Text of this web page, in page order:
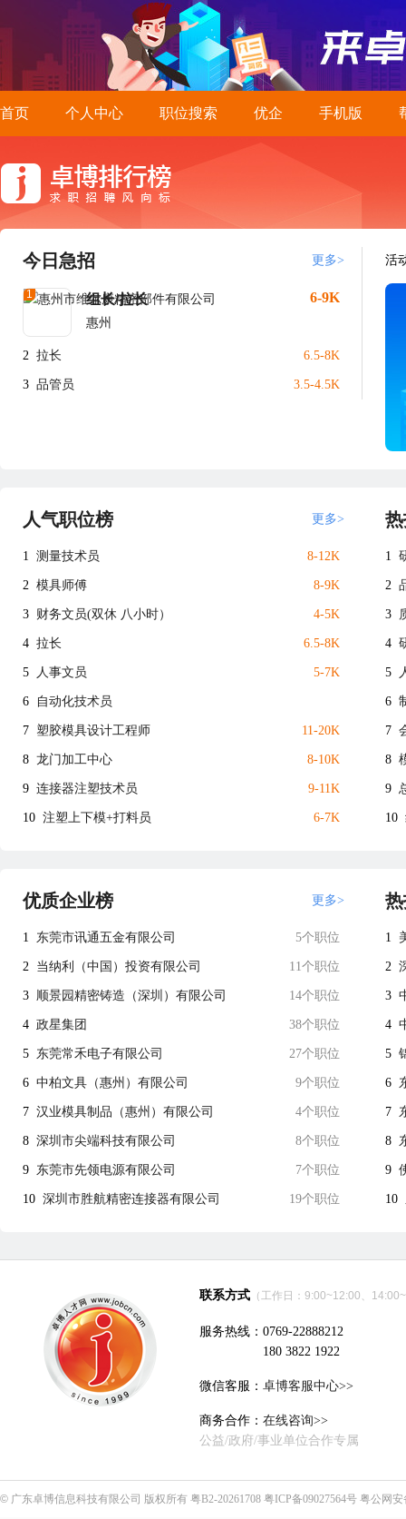
首页 个人中心 职位搜索 优企 手机版
今日急招 更多>
1 组长/拉长
惠州
6-9K
2 拉长 6.5-8K
3 品管员 3.5-4.5K
活
人气职位榜 更多>
1 测量技术员 8-12K
2 模具师傅 8-9K
3 财务文员(双休 八小时） 4-5K
4 拉长 6.5-8K
5 人事文员 5-7K
6 自动化技术员
7 塑胶模具设计工程师 11-20K
8 龙门加工中心 8-10K
9 连接器注塑技术员 9-11K
10 注塑上下模+打料员 6-7K
1
2
3
4
5
6
7
8
9
10
优质企业榜 更多>
1 东莞市讯通五金有限公司 5个职位
2 当纳利（中国）投资有限公司 11个职位
3 顺景园精密铸造（深圳）有限公司 14个职位
4 政星集团 38个职位
5 东莞常禾电子有限公司 27个职位
6 中柏文具（惠州）有限公司 9个职位
7 汉业模具制品（惠州）有限公司 4个职位
8 深圳市尖端科技有限公司 8个职位
9 东莞市先领电源有限公司 7个职位
10 深圳市胜航精密连接器有限公司 19个职位
1
2
3
4
5
6
7
8
9
10
联系方式 （工作日：9:00~12:00、
服务热线：0769-22888212
180 3822 1922
微信客服： 卓博客服中心>>
商务合作： 在线咨询>>
公益/政府/事业单位合作专属
© 广东卓博信息科技有限公司 版权所有 粤B2-20261708 粤ICP备09027564号 粤公网安